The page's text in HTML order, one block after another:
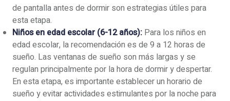
de pantalla antes de dormir son estrategias útiles para
esta etapa.
Niños en edad escolar (6-12 años): Para los niños en
edad escolar, la recomendación es de 9 a 12 horas de
sueño. Las ventanas de sueño son más largas y se
regulan principalmente por la hora de dormir y despertar.
En esta etapa, es importante establecer un horario de
sueño y evitar actividades estimulantes por la noche para